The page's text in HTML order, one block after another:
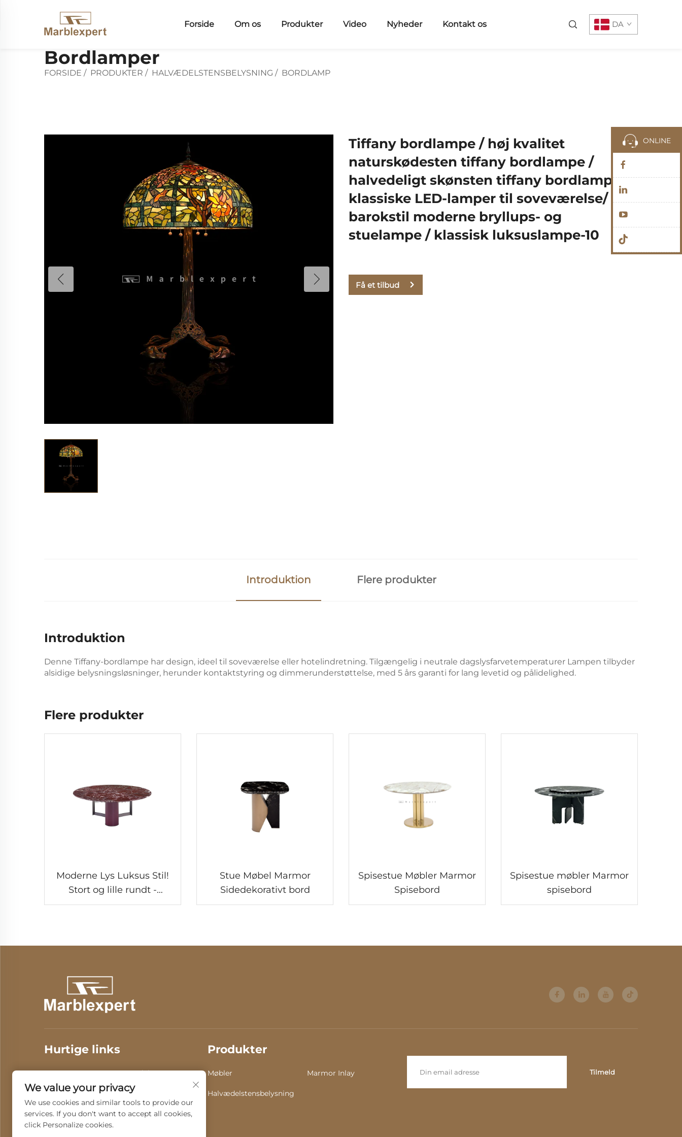
Forside Om os Produkter Video Nyheder Kontakt os DA
Bordlamper
FORSIDE / PRODUKTER / HALVÆDELSTENSBELYSNING / BORDLAMP
Tiffany bordlampe / høj kvalitet
naturskødesten tiffany bordlampe /
halvedeligt skønsten tiffany bordlampe /
klassiske LED-lamper til soveværelse/
barokstil moderne bryllups- og
stuelampe / klassisk luksuslampe-10
Få et tilbud
Introduktion Flere produkter
Introduktion
Denne Tiffany-bordlampe har design, ideel til soveværelse eller hotelindretning. Tilgængelig i neutrale dagslysfarvetemperaturer Lampen tilbyder
alsidige belysningsløsninger, herunder kontaktstyring og dimmerunderstøttelse, med 5 års garanti for lang levetid og pålidelighed.
Flere produkter
Moderne Lys Luksus Stil!
Stort og lille rundt -
kombineret kaffebord,
Stue Møbel Marmor
Sidedekorativt bord
Spisestue Møbler Marmor
Spisebord
Spisestue møbler Marmor
spisebord
ONLINE
Hurtige links
Om os Produkter
Video Nyheder
Kontakt os
Produkter
Møbler Marmor Inlay
Halvædelstensbelysning
Tilmeld
We value your privacy
We use cookies and similar tools to provide our
services. If you don't want to accept all cookies,
click Personalize cookies.